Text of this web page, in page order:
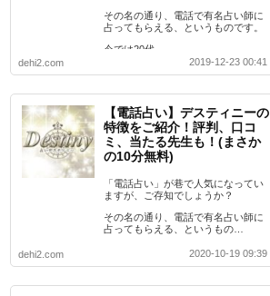
その名の通り、電話で有名占い師に
占ってもらえる、というものです。
今では20代…
dehi2.com
2019-12-23 00:41
【電話占い】デスティニーの
特徴をご紹介！評判、口コ
ミ、当たる先生も！(まさか
の10分無料)
「電話占い」が巷で人気になってい
ますが、ご存知でしょうか？
その名の通り、電話で有名占い師に
占ってもらえる、というもの…
dehi2.com 2020-10-19 09:39